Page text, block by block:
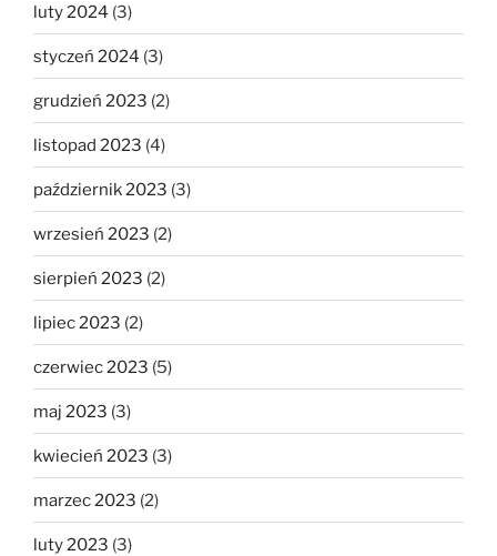
luty 2024 (3)
styczeń 2024 (3)
grudzień 2023 (2)
listopad 2023 (4)
październik 2023 (3)
wrzesień 2023 (2)
sierpień 2023 (2)
lipiec 2023 (2)
czerwiec 2023 (5)
maj 2023 (3)
kwiecień 2023 (3)
marzec 2023 (2)
luty 2023 (3)